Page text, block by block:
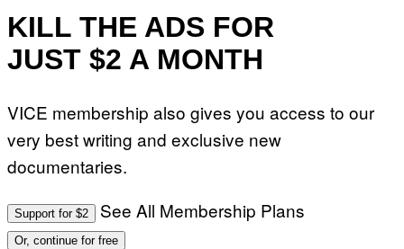
KILL THE ADS FOR
JUST $2 A MONTH
VICE membership also gives you access to our
very best writing and exclusive new
documentaries.
Support for $2 See All Membership Plans
Or, continue for free